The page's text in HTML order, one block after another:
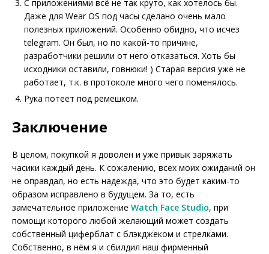
С приложениями всё не так круто, как хотелось бы.
Даже для Wear OS под часы сделано очень мало
полезных приложений. Особенно обидно, что исчез
telegram. Он был, но по какой-то причине,
разработчики решили от него отказаться. Хоть бы
исходники оставили, говнюки! ) Старая версия уже не
работает, т.к. в протоколе много чего поменялось.
Рука потеет под ремешком.
Заключение
В целом, покупкой я доволен и уже привык заряжать
часики каждый день. К сожалению, всех моих ожиданий он
не оправдал, но есть надежда, что это будет каким-то
образом исправлено в будущем. За то, есть
замечательное приложение Watch Face Studio, при
помощи которого любой желающий может создать
собственный циферблат с блэкджеком и стрелками.
Собственно, в нём я и сбилдил наш фирменный